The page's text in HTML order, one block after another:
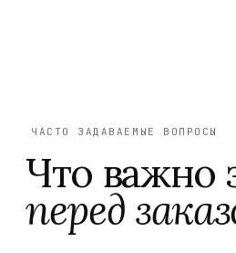
ЧАСТО ЗАДАВАЕМЫЕ ВОПРОСЫ
Что важно
перед